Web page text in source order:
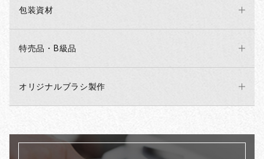
包装資材
特売品・B級品
オリジナルブラシ製作